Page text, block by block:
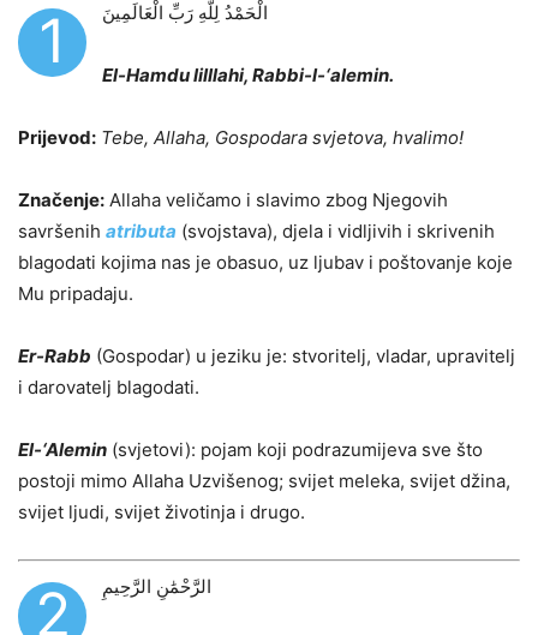
1 الْحَمْدُ لِلَّهِ رَبِّ الْعَالَمِينَ
El-Hamdu lilllahi, Rabbi-l-‘alemin.
Prijevod: Tebe, Allaha, Gospodara svjetova, hvalimo!
Značenje: Allaha veličamo i slavimo zbog Njegovih
savršenih atributa (svojstava), djela i vidljivih i skrivenih
blagodati kojima nas je obasuo, uz ljubav i poštovanje koje
Mu pripadaju.
Er-Rabb (Gospodar) u jeziku je: stvoritelj, vladar, upravitelj
i darovatelj blagodati.
El-‘Alemin (svjetovi): pojam koji podrazumijeva sve što
postoji mimo Allaha Uzvišenog; svijet meleka, svijet džina,
svijet ljudi, svijet životinja i drugo.
2 الرَّحْمَٰنِ الرَّحِيمِ